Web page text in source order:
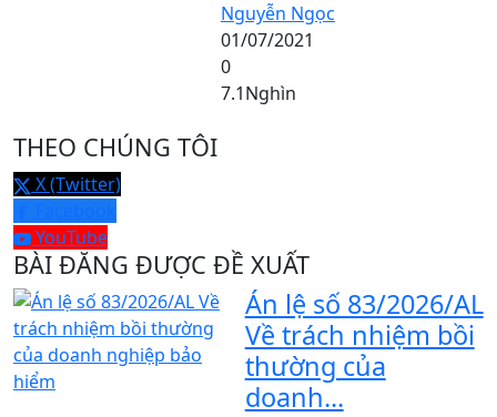
Nguyễn Ngọc
01/07/2021
0
7.1Nghìn
THEO CHÚNG TÔI
X (Twitter)
YouTube
BÀI ĐĂNG ĐƯỢC ĐỀ XUẤT
Án lệ số 83/2026/AL
Về trách nhiệm bồi
thường của
doanh...